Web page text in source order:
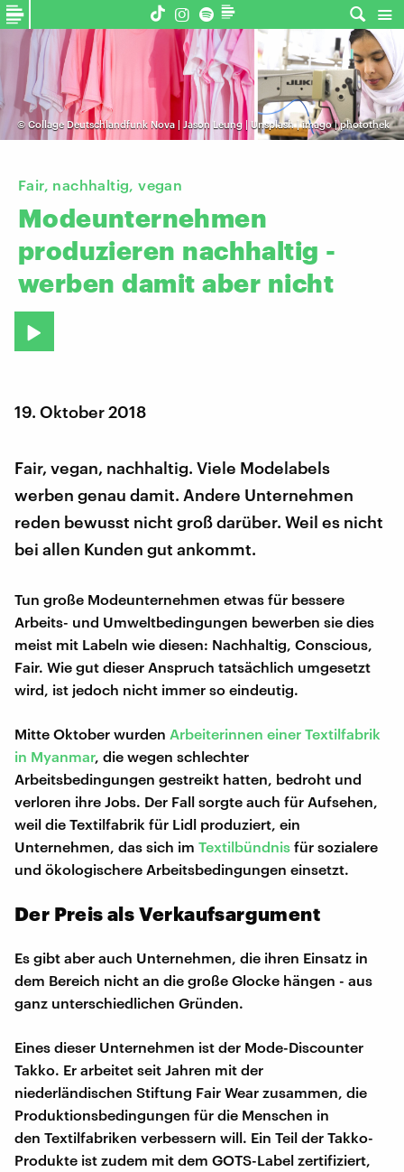
© Collage Deutschlandfunk Nova | Jason Leung | Unsplash | imago | photothek
Fair, nachhaltig, vegan
Modeunternehmen
produzieren nachhaltig -
werben damit aber nicht
19. Oktober 2018
Fair, vegan, nachhaltig. Viele Modelabels
werben genau damit. Andere Unternehmen
reden bewusst nicht groß darüber. Weil es nicht
bei allen Kunden gut ankommt.
Tun große Modeunternehmen etwas für bessere
Arbeits- und Umweltbedingungen bewerben sie dies
meist mit Labeln wie diesen: Nachhaltig, Conscious,
Fair. Wie gut dieser Anspruch tatsächlich umgesetzt
wird, ist jedoch nicht immer so eindeutig.
Mitte Oktober wurden Arbeiterinnen einer Textilfabrik
in Myanmar, die wegen schlechter
Arbeitsbedingungen gestreikt hatten, bedroht und
verloren ihre Jobs. Der Fall sorgte auch für Aufsehen,
weil die Textilfabrik für Lidl produziert, ein
Unternehmen, das sich im Textilbündnis für sozialere
und ökologischere Arbeitsbedingungen einsetzt.
Der Preis als Verkaufsargument
Es gibt aber auch Unternehmen, die ihren Einsatz in
dem Bereich nicht an die große Glocke hängen - aus
ganz unterschiedlichen Gründen.
Eines dieser Unternehmen ist der Mode-Discounter
Takko. Er arbeitet seit Jahren mit der
niederländischen Stiftung Fair Wear zusammen, die
Produktionsbedingungen für die Menschen in
den Textilfabriken verbessern will. Ein Teil der Takko-
Produkte ist zudem mit dem GOTS-Label zertifiziert,